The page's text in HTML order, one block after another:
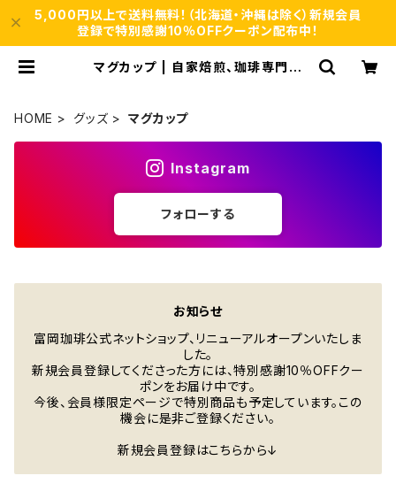
5,000円以上で送料無料！（北海道・沖縄は除く）新規会員
登録で特別感謝10％OFFクーポン配布中！
マグカップ | 自家焙煎、珈琲専門店
HOME グッズ マグカップ
Instagram
フォローする
お知らせ
富岡珈琲公式ネットショップ、リニューアルオープンいたしま
した。
新規会員登録してくださった方には、特別感謝10％OFFクー
ポンをお届け中です。
今後、会員様限定ページで特別商品も予定しています。この
機会に是非ご登録ください。
新規会員登録はこちらから↓